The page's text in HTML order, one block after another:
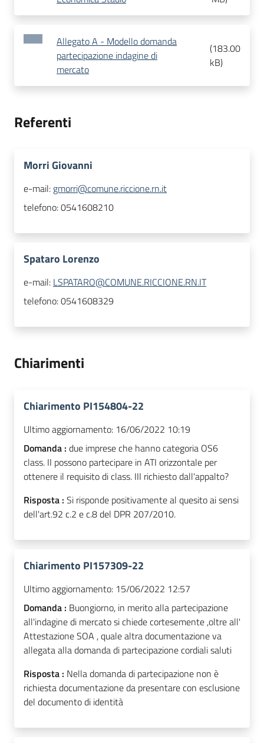
Allegato A - Modello domanda
partecipazione indagine di
mercato
(183.00
kB)
Referenti
Morri Giovanni
e-mail: gmorri@comune.riccione.rn.it
telefono:0541608210
Spataro Lorenzo
e-mail: LSPATARO@COMUNE.RICCIONE.RN.IT
telefono:0541608329
Chiarimenti
Chiarimento PI154804-22
Ultimo aggiornamento: 16/06/2022 10:19
Domanda : due imprese che hanno categoria OS6
class. II possono partecipare in ATI orizzontale per
ottenere il requisito di class. III richiesto dall'appalto?
Risposta : Si risponde positivamente al quesito ai sensi
dell'art.92 c.2 e c.8 del DPR 207/2010.
Chiarimento PI157309-22
Ultimo aggiornamento: 15/06/2022 12:57
Domanda : Buongiorno, in merito alla partecipazione
all'indagine di mercato si chiede cortesemente ,oltre all'
Attestazione SOA , quale altra documentazione va
allegata alla domanda di partecipazione cordiali saluti
Risposta : Nella domanda di partecipazione non è
richiesta documentazione da presentare con esclusione
del documento di identità